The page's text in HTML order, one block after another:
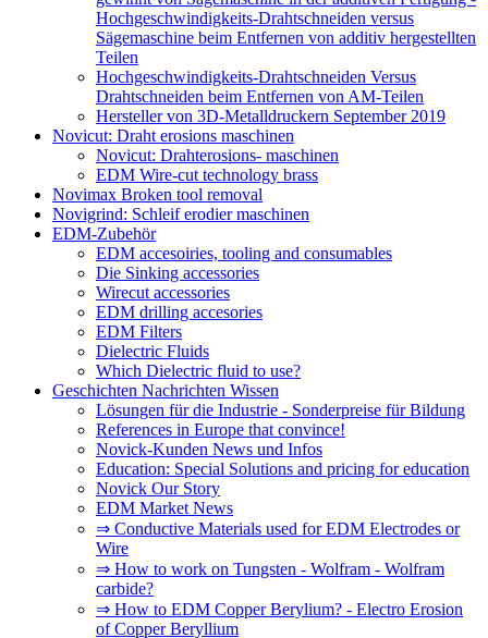
Hochgeschwindigkeits-Drahtschneiden versus
Sägemaschine beim Entfernen von additiv hergestellten
Teilen
Hochgeschwindigkeits-Drahtschneiden Versus
Drahtschneiden beim Entfernen von AM-Teilen
Hersteller von 3D-Metalldruckern September 2019
Novicut: Draht erosions maschinen
Novicut: Drahterosions- maschinen
EDM Wire-cut technology brass
Novimax Broken tool removal
Novigrind: Schleif erodier maschinen
EDM-Zubehör
EDM accesoiries, tooling and consumables
Die Sinking accessories
Wirecut accessories
EDM drilling accesories
EDM Filters
Dielectric Fluids
Which Dielectric fluid to use?
Geschichten Nachrichten Wissen
Lösungen für die Industrie - Sonderpreise für Bildung
References in Europe that convince!
Novick-Kunden News und Infos
Education: Special Solutions and pricing for education
Novick Our Story
EDM Market News
⇒ Conductive Materials used for EDM Electrodes or
Wire
⇒ How to work on Tungsten - Wolfram - Wolfram
carbide?
⇒ How to EDM Copper Berylium? - Electro Erosion
of Copper Beryllium